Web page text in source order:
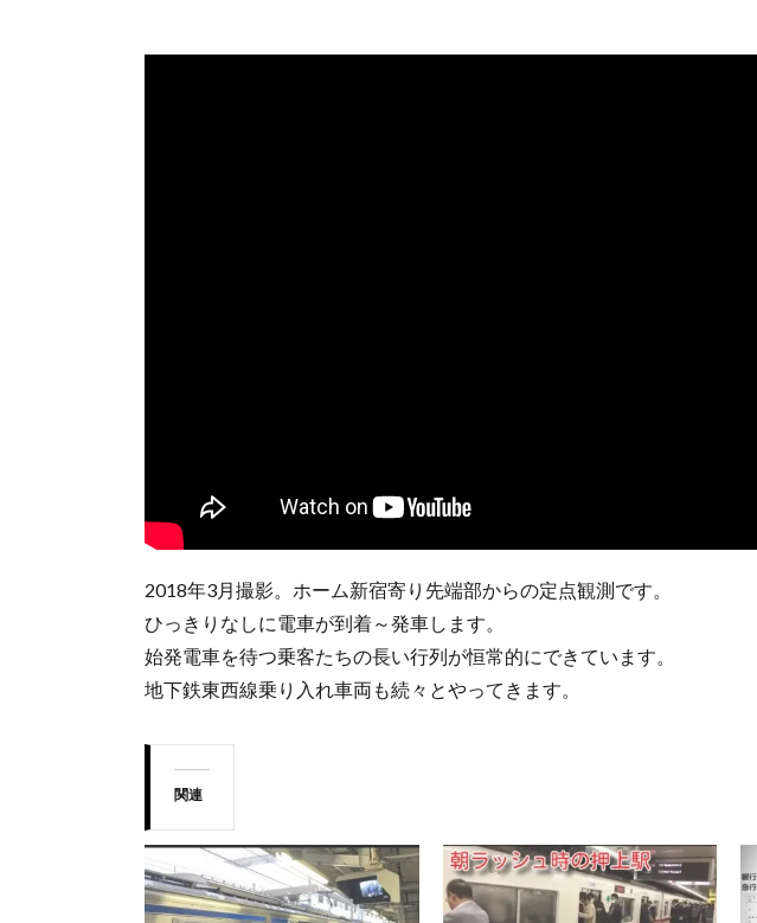
2018年3月撮影。ホーム新宿寄り先端部からの定点観測です。
ひっきりなしに電車が到着～発車します。
始発電車を待つ乗客たちの長い行列が恒常的にできています。
地下鉄東西線乗り入れ車両も続々とやってきます。
関連